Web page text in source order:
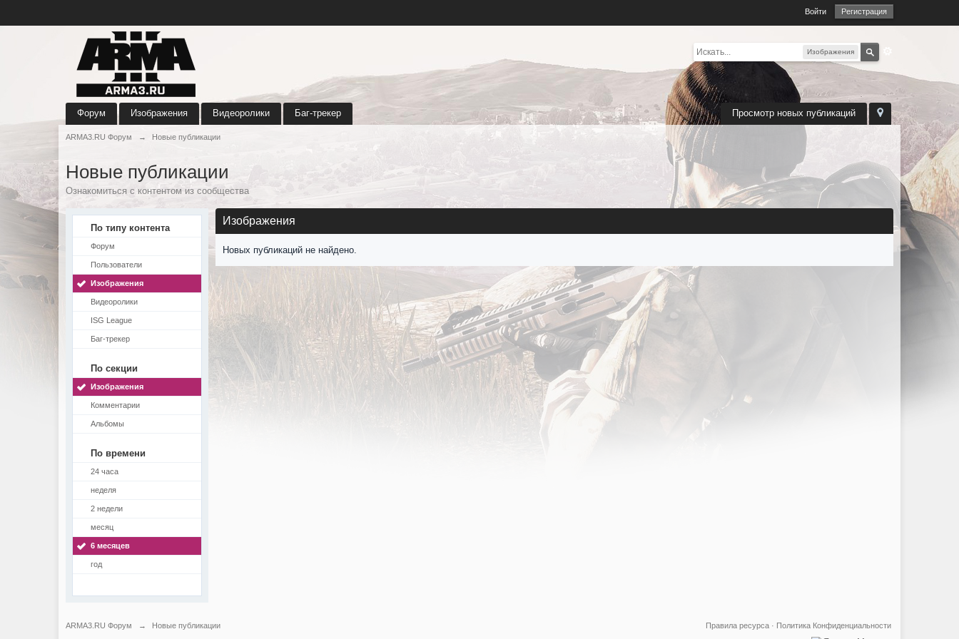
Войти Регистрация
Изображения
Просмотр новых публикаций
Форум Изображения Видеоролики Баг-трекер
ARMA3.RU Форум → Новые публикации
Новые публикации
Ознакомиться с контентом из сообщества
По типу контента
Форум
Пользователи
Изображения
Видеоролики
ISG League
Баг-трекер
По секции
Изображения
Комментарии
Альбомы
По времени
24 часа
неделя
2 недели
месяц
6 месяцев
год
Изображения
Новых публикаций не найдено.
ARMA3.RU Форум → Новые публикации Политика Конфиденциальности
Правила ресурса ·